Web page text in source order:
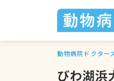
動物病院ドクター
びわ湖浜